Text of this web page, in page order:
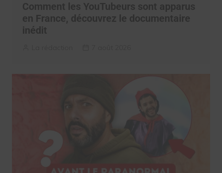
Comment les YouTubeurs sont apparus
en France, découvrez le documentaire
inédit